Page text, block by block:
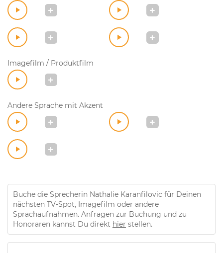
Imagefilm / Produktfilm
Andere Sprache mit Akzent
Buche die Sprecherin Nathalie Karanfilovic für Deinen
nächsten TV-Spot, Imagefilm oder andere
Sprachaufnahmen. Anfragen zur Buchung und zu
Honoraren kannst Du direkt hier stellen.